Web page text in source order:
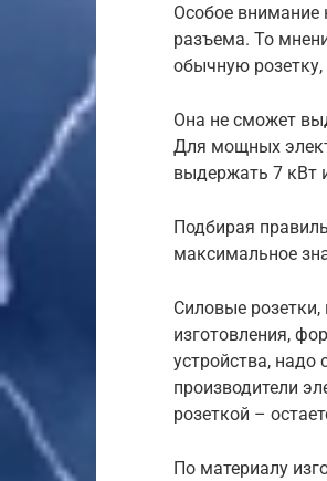
Особое внимание
разъема. То
обычную
Она не сможет
Для мощных
выдержать 7 кВт
Подбирая
максимальное
Силовые
изготовления,
устройства, надо
производители
розеткой –
По материалу